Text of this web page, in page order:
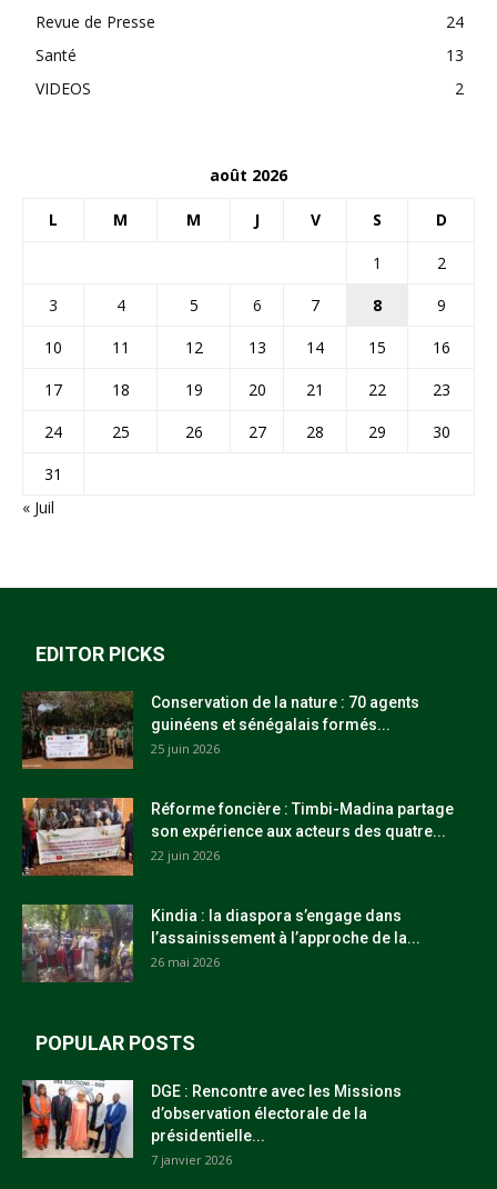
Revue de Presse
24
Santé
13
VIDEOS
2
août 2026
L M M J V S D
1
2
3
4 5 6 7 8
9
10
11 12 13 14 15
16
17
18 19 20 21 22
23
24
25 26 27 28 29
30
31
« Juil
EDITOR PICKS
Conservation de la nature : 70 agents
guinéens et sénégalais formés...
25 juin 2026
Réforme foncière : Timbi-Madina partage
son expérience aux acteurs des quatre...
22 juin 2026
Kindia : la diaspora s’engage dans
l’assainissement à l’approche de la...
26 mai 2026
POPULAR POSTS
DGE : Rencontre avec les Missions
d’observation électorale de la
présidentielle...
7 janvier 2026